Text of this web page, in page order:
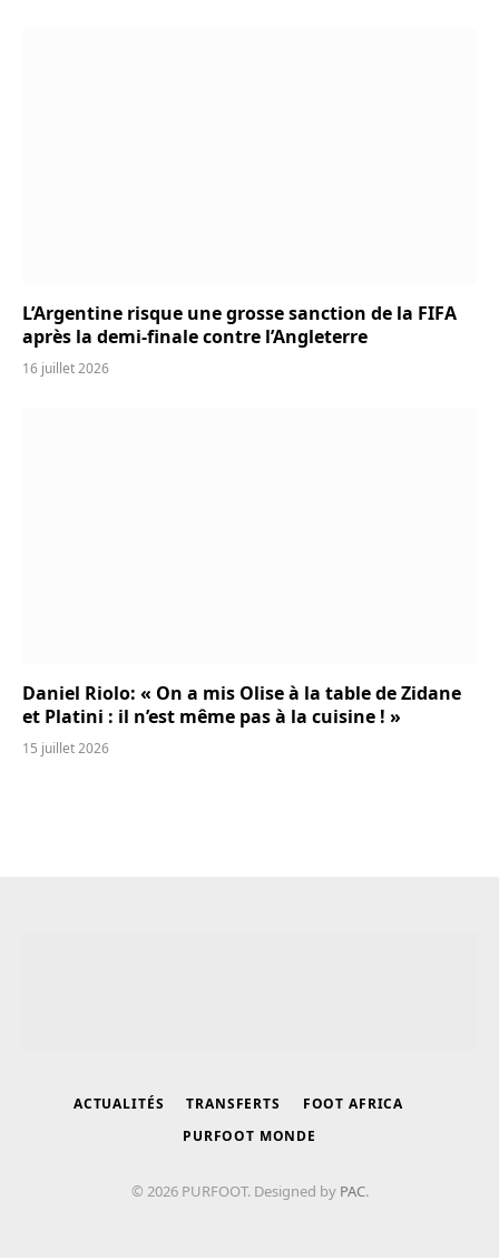
L’Argentine risque une grosse sanction de la FIFA
après la demi-finale contre l’Angleterre
16 juillet 2026
Daniel Riolo: « On a mis Olise à la table de Zidane
et Platini : il n’est même pas à la cuisine ! »
15 juillet 2026
ACTUALITÉS TRANSFERTS
FOOT AFRICA
PURFOOT MONDE
© 2026 PURFOOT. Designed by PAC.